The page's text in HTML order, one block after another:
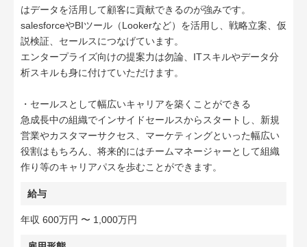
はデータを活用して顧客に貢献できるのが強みです。
salesforceやBIツール（Lookerなど）を活用し、戦略立案、仮
説検証、セールスにつなげています。
エンタープライズ向けの提案力は勿論、ITスキルやデータ分
析スキルも身に付けていただけます。
・セールスとして幅広いキャリアを築くことができる
急成長中の組織でインサイドセールスからスタートし、新規
営業やカスタマーサクセス、マーケティングといった幅広い
役割はもちろん、将来的にはチームマネージャーとして組織
作り等のキャリアパスを歩むことができます。
給与
年収 600万円 〜 1,000万円